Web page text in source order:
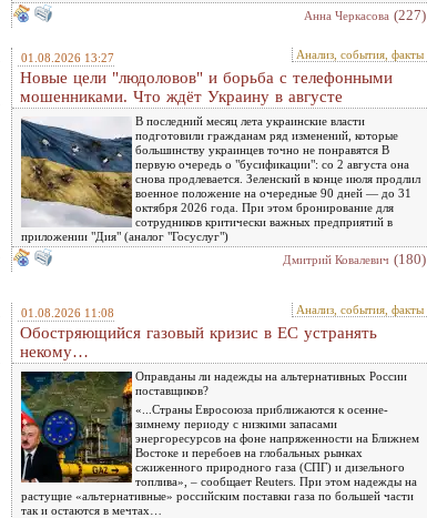
Анна Черкасова (227)
01.08.2026 13:27 Анализ, события, факты
Новые цели "людоловов" и борьба с телефонными
мошенниками. Что ждёт Украину в августе
В последний месяц лета украинские власти
подготовили гражданам ряд изменений, которые
большинству украинцев точно не понравятся В
первую очередь о "бусификации": со 2 августа она
снова продлевается. Зеленский в конце июля продлил
военное положение на очередные 90 дней — до 31
октября 2026 года. При этом бронирование для
сотрудников критически важных предприятий в
приложении "Дия" (аналог "Госуслуг")
Дмитрий Ковалевич (180)
01.08.2026 11:08 Анализ, события, факты
Обостряющийся газовый кризис в ЕС устранять
некому…
Оправданы ли надежды на альтернативных России
поставщиков?
«...Страны Евросоюза приближаются к осенне-
зимнему периоду с низкими запасами
энергоресурсов на фоне напряженности на Ближнем
Востоке и перебоев на глобальных рынках
сжиженного природного газа (СПГ) и дизельного
топлива», – сообщает Reuters. При этом надежды на
растущие «альтернативные» российским поставки газа по большей части
так и остаются в мечтах…